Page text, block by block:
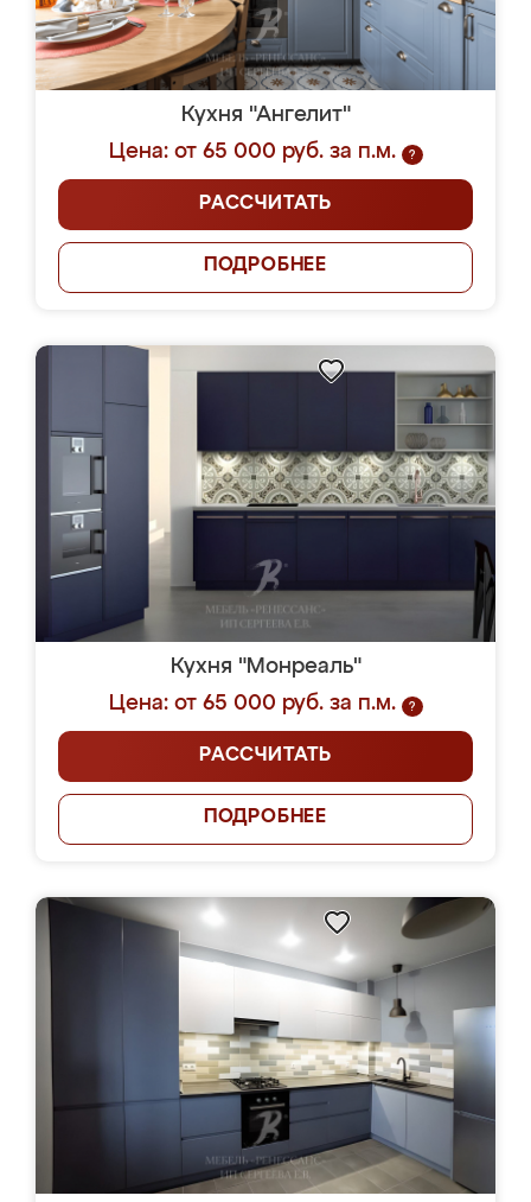
Кухня "Ангелит"
Цена: от 65 000 руб. за п.м.
?
РАССЧИТАТЬ
ПОДРОБНЕЕ
Кухня "Монреаль"
Цена: от 65 000 руб. за п.м.
?
РАССЧИТАТЬ
ПОДРОБНЕЕ